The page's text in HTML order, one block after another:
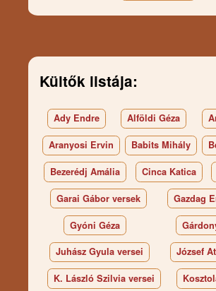
Kültők listája:
Ady Endre Alföldi Géza
Aranyosi Ervin Babits Mihály
Bezerédj Amália Cinca Katica
Garai Gábor versek Gazdag
Gyóni Géza
Juhász Gyula versei József
K. László Szilvia versei